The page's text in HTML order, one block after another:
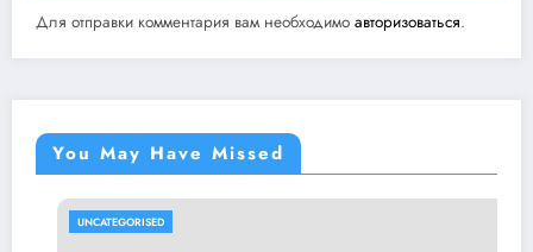
Для отправки комментария вам необходимо авторизоваться.
You May Have Missed
UNCATEGORISED